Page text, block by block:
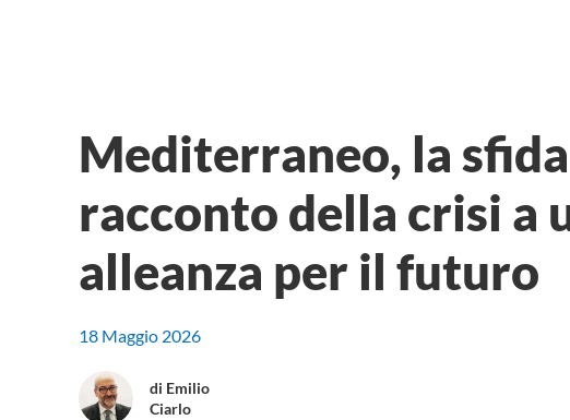
Mediterraneo, la
racconto della crisi a
alleanza per il futuro
18 Maggio 2026
di Emilio
Ciarlo